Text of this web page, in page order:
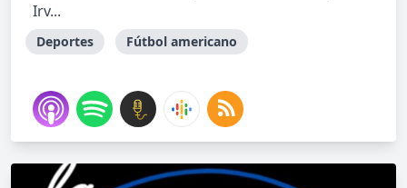
Irv...
Deportes Fútbol americano